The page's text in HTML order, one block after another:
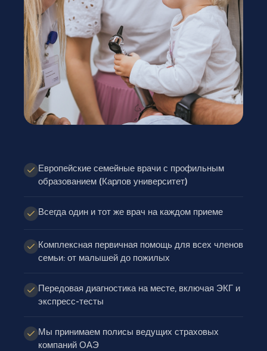
Европейские семейные врачи с профильным
образованием (Карлов университет)
Всегда один и тот же врач на каждом приеме
Комплексная первичная помощь для всех членов
семьи: от малышей до пожилых
Передовая диагностика на месте, включая ЭКГ и
экспресс-тесты
Мы принимаем полисы ведущих страховых
компаний ОАЭ